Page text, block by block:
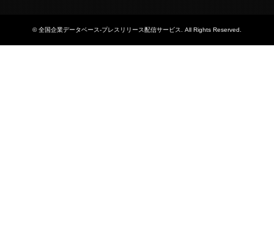
©全国企業データベース-プレスリリース配信サービス . All Rights Reserved.